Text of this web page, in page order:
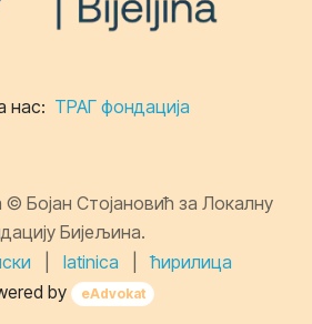
нас: ТРАГ фондација
Бојан Стојановић за Локалну
Бијељина.
latinica
ћирилица
by
eAdvokat